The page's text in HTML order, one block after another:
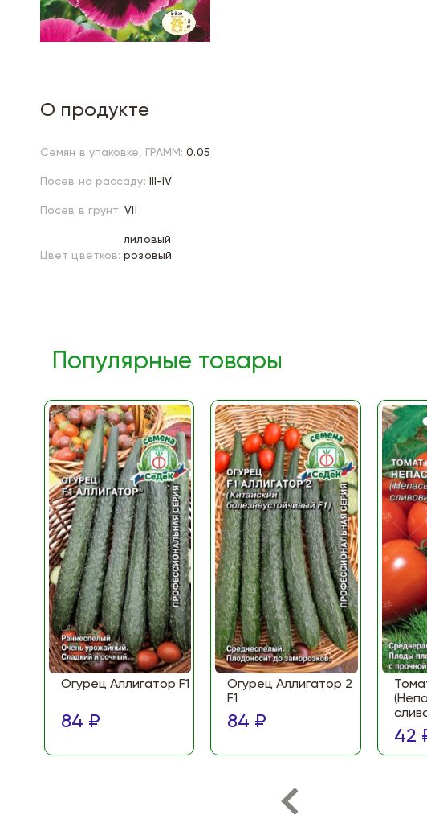
О продукте
Семян в упаковке, ГРАММ: 0.05
Посев на рассаду: III-IV
Посев в грунт: VII
Цвет цветков:
лиловый
розовый
Популярные товары
Огурец Аллигатор F1
84 ₽
Огурец Аллигатор 2
F1
84 ₽
42